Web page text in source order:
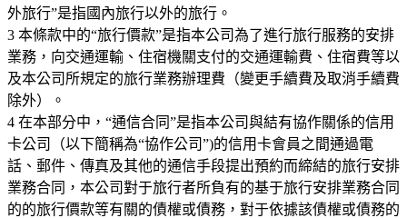
外旅行”是指國內旅行以外的旅行。
3 本條款中的“旅行價款”是指本公司為了進行旅行服務的安排
業務，向交通運輸、住宿機關支付的交通運輸費、住宿費等以
及本公司所規定的旅行業務辦理費（變更手續費及取消手續費
除外）。
4 在本部分中，“通信合同”是指本公司與結有協作關係的信用
卡公司（以下簡稱為“協作公司”)的信用卡會員之間通過電
話、郵件、傳真及其他的通信手段提出預約而締結的旅行安排
業務合同，本公司對于旅行者所負有的基于旅行安排業務合同
的的旅行價款等有關的債權或債務，對于依據該債權或債務的